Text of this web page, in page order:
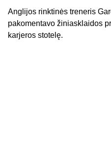
Anglijos rinktinės treneris
pakomentavo žiniasklaidos
karjeros stotelę.